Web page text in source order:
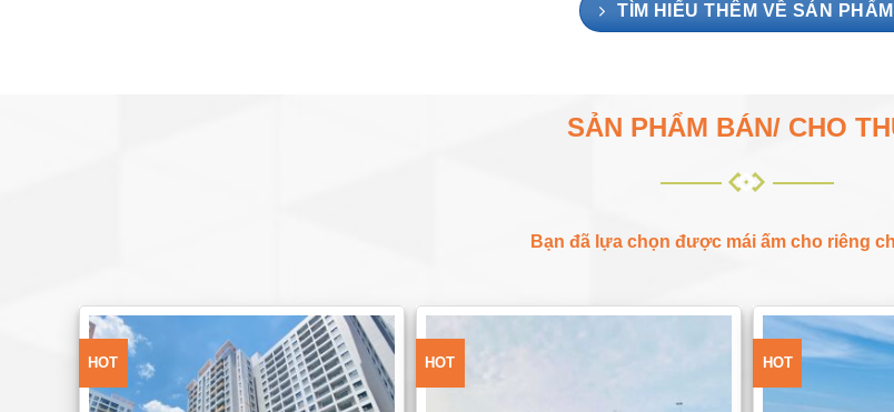
TÌM HIỂU THÊM VỀ SẢN PHẨM
SẢN PHẨM BÁN/ CHO
Bạn đã lựa chọn được mái ấm cho riêng
HOT
Add to
Wishlist
HOT HOT